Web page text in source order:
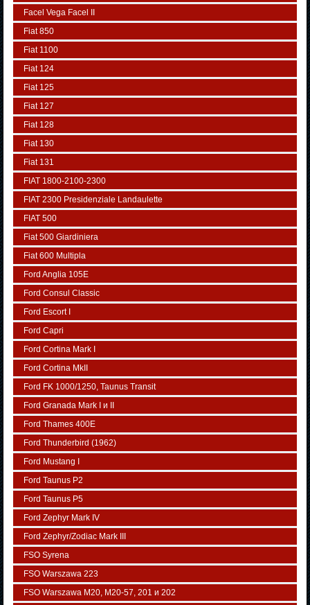
Facel Vega Facel II
Fiat 850
Fiat 1100
Fiat 124
Fiat 125
Fiat 127
Fiat 128
Fiat 130
Fiat 131
FIAT 1800-2100-2300
FIAT 2300 Presidenziale Landaulette
FIAT 500
Fiat 500 Giardiniera
Fiat 600 Multipla
Ford Anglia 105E
Ford Consul Classic
Ford Escort I
Ford Capri
Ford Cortina Mark I
Ford Cortina MkII
Ford FK 1000/1250, Taunus Transit
Ford Granada Mark I и II
Ford Thames 400E
Ford Thunderbird (1962)
Ford Mustang I
Ford Taunus P2
Ford Taunus P5
Ford Zephyr Mark IV
Ford Zephyr/Zodiac Mark III
FSO Syrena
FSO Warszawa 223
FSO Warszawa М20, M20-57, 201 и 202